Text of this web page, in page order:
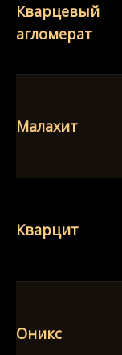
Кварцевый
агломерат
Малахит
Кварцит
Оникс